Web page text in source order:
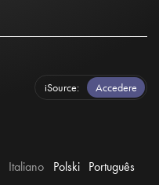
iSource Accedere
Italiano Polski Português